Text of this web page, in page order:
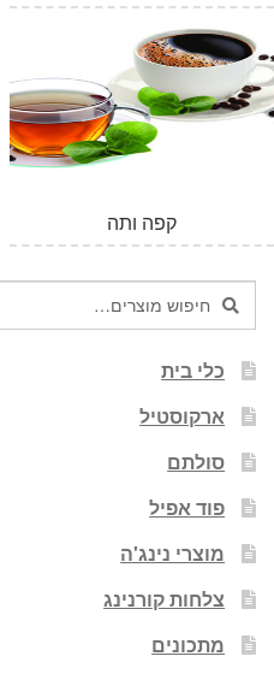
קפה ותה
חיפוש
עבור:
חיפוש
כלי בית
ארקוסטיל
סולתם
פוד אפיל
מוצרי נינג'ה
צלחות קורנינג
מתכונים